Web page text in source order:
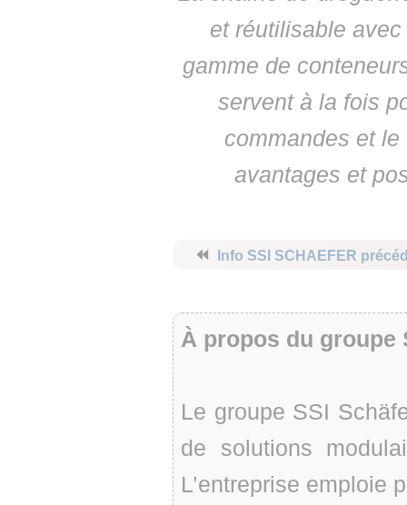
et réutilisable
gamme de
servent à la fois
commandes et
avantages et
⏪ Info SSI SCHAEFER
À propos du groupe
Le groupe SSI
de solutions
L’entreprise emploie